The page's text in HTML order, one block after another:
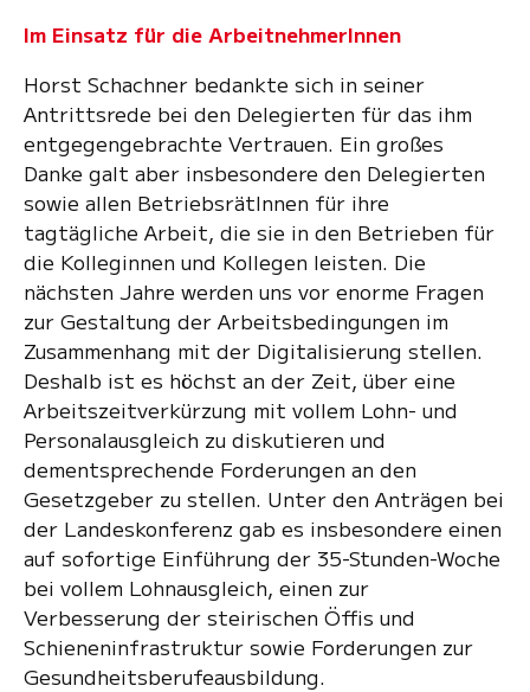
Im Einsatz für die ArbeitnehmerInnen
Horst Schachner bedankte sich in seiner
Antrittsrede bei den Delegierten für das ihm
entgegengebrachte Vertrauen. Ein großes
Danke galt aber insbesondere den Delegierten
sowie allen BetriebsrätInnen für ihre
tagtägliche Arbeit, die sie in den Betrieben für
die Kolleginnen und Kollegen leisten. Die
nächsten Jahre werden uns vor enorme Fragen
zur Gestaltung der Arbeitsbedingungen im
Zusammenhang mit der Digitalisierung stellen.
Deshalb ist es höchst an der Zeit, über eine
Arbeitszeitverkürzung mit vollem Lohn- und
Personalausgleich zu diskutieren und
dementsprechende Forderungen an den
Gesetzgeber zu stellen. Unter den Anträgen bei
der Landeskonferenz gab es insbesondere einen
auf sofortige Einführung der 35-Stunden-Woche
bei vollem Lohnausgleich, einen zur
Verbesserung der steirischen Öffis und
Schieneninfrastruktur sowie Forderungen zur
Gesundheitsberufeausbildung.